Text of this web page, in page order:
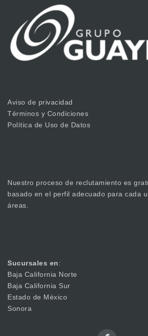
Aviso de privacidad
Términos y Condiciones
Política de Uso de Datos
Nuestro proceso de reclutamiento es
basado en el perfil adecuado para cada
áreas.
Sucursales en:
Baja California Norte
Baja California Sur
Estado de México
Sonora